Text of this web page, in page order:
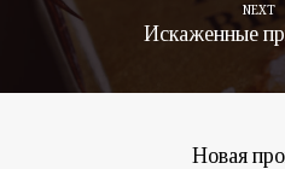
NEXT
Искаженные
Новая